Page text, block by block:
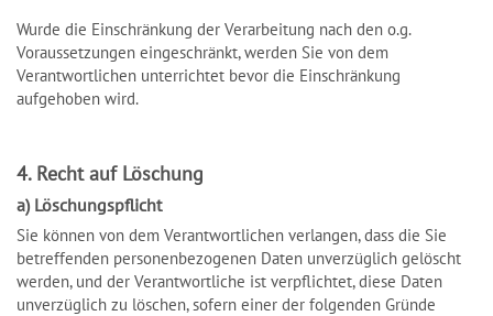
Wurde die Einschränkung der Verarbeitung nach den o.g.
Voraussetzungen eingeschränkt, werden Sie von dem
Verantwortlichen unterrichtet bevor die Einschränkung
aufgehoben wird.
4. Recht auf Löschung
a) Löschungspflicht
Sie können von dem Verantwortlichen verlangen, dass die Sie
betreffenden personenbezogenen Daten unverzüglich gelöscht
werden, und der Verantwortliche ist verpflichtet, diese Daten
unverzüglich zu löschen, sofern einer der folgenden Gründe